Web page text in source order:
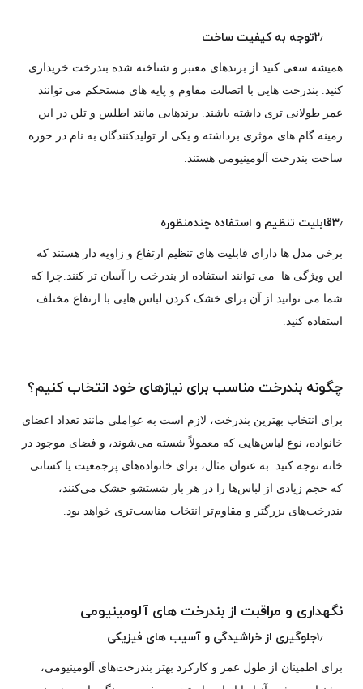
همیشه سعی کنید از برندهای معتبر و شناخته شده بندرخت خریداری
کنید. بندرخت هایی با اتصالت مقاوم و پایه های مستحکم می توانند
عمر طولانی تری داشته باشند. برندهایی مانند اطلس و تلن در این
زمینه گام های موثری برداشته و یکی از تولیدکنندگان به نام در حوزه
ساخت بندرخت آلومینیومی هستند.
۳٫قابلیت تنظیم و استفاده چندمنظوره
برخی مدل ها دارای قابلیت های تنظیم ارتفاع و زاویه دار هستند که
این ویژگی ها می توانند استفاده از بندرخت را آسان تر کنند.چرا که
شما می توانید از آن برای خشک کردن لباس هایی با ارتفاع مختلف
استفاده کنید.
چگونه بندرخت مناسب برای نیازهای خود انتخاب کنیم؟
برای انتخاب بهترین بندرخت، لازم است به عواملی مانند تعداد اعضای
خانواده، نوع لباس‌هایی که معمولاً شسته می‌شوند، و فضای موجود در
خانه توجه کنید. به عنوان مثال، برای خانواده‌های پرجمعیت یا کسانی
که حجم زیادی از لباس‌ها را در هر بار شستشو خشک می‌کنند،
بندرخت‌های بزرگتر و مقاوم‌تر انتخاب مناسب‌تری خواهد بود.
نگهداری و مراقبت از بندرخت های آلومینیومی
برای اطمینان از طول عمر و کارکرد بهتر بندرخت‌های آلومینیومی،